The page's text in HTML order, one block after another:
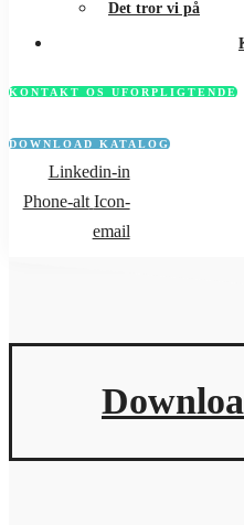
Det tror vi på
KONTAKT OS UFORPLIGTENDE
DOWNLOAD KATALOG
Linkedin-in
Phone-alt Icon-
email